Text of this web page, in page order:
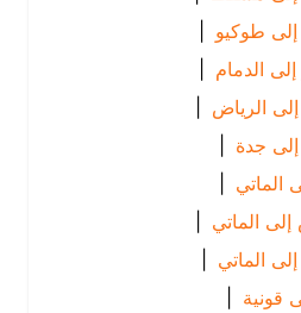
|
|
|
|
|
|
|